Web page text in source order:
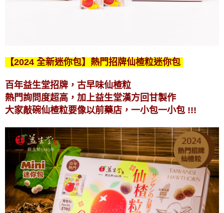
【2024 全新迷你包】熱門招牌仙楂粒迷你包
百年益生堂招牌，古早味仙楂粒
熱門詢問度超高，加上益生堂漢方回甘製作
大家敲碗仙楂粒要像以前藥店，一小包一小包 !!!